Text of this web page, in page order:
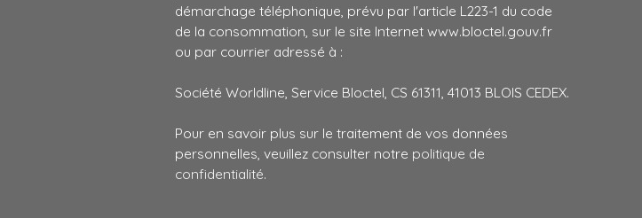
démarchage téléphonique, prévu par l'article L223-1 du code
de la consommation, sur le site Internet www.bloctel.gouv.fr
ou par courrier adressé à :
Société Worldline, Service Bloctel, CS 61311, 41013 BLOIS CEDEX.
Pour en savoir plus sur le traitement de vos données
personnelles, veuillez consulter notre politique de
confidentialité.